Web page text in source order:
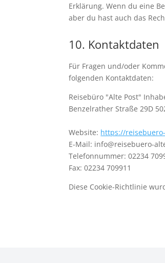
Erklärung. Wenn du eine
aber du hast auch das
10. Kontaktdaten
Für Fragen und/oder
folgenden Kontaktdaten:
Reisebüro "Alte Post"
Benzelrather Straße 29D
Website: https://
E-Mail: info@reisebuero-
Telefonnummer: 02234
Fax: 02234 709911
Diese Cookie-Richtlinie